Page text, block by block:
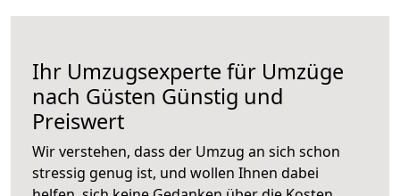
Ihr Umzugsexperte für Umzüge
nach Güsten Günstig und
Preiswert
Wir verstehen, dass der Umzug an sich schon
stressig genug ist, und wollen Ihnen dabei